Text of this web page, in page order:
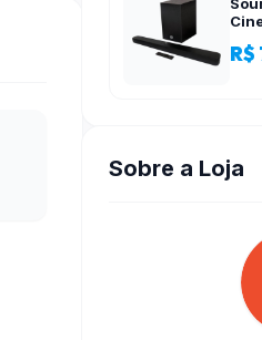
R$
Sobre a Loja